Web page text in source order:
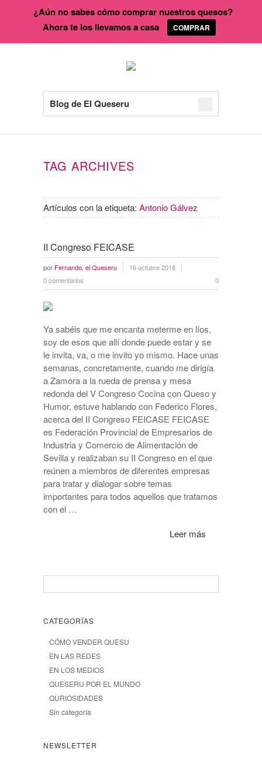
Blog de El Queseru
TAG ARCHIVES
Artículos con la etiqueta: Antonio Gálvez
II Congreso FEICASE
por Fernando, el Queseru
16 octubre 2018
0 comentarios
0
Ya sabéis que me encanta meterme en líos,
soy de esos que allí donde puede estar y se
le invita, va, o me invito yo mismo. Hace unas
semanas, concretamente, cuando me dirigía
a Zamora a la rueda de prensa y mesa
redonda del V Congreso Cocina con Queso y
Humor, estuve hablando con Federico Flores,
acerca del II Congreso FEICASE FEICASE
es Federación Provincial de Empresarios de
Industria y Comercio de Alimentación de
Sevilla y realizaban su II Congreso en el que
reúnen a miembros de diferentes empresas
para tratar y dialogar sobre temas
importantes para todos aquellos que tratamos
con el …
Leer más
CATEGORÍAS
CÓMO VENDER QUESU
EN LAS REDES
EN LOS MEDIOS
QUESERU POR EL MUNDO
QURIOSIDADES
Sin categoría
NEWSLETTER
¿Aún no sabes cómo comprar nuestros quesos?
Ahora te los llevamos a casa
COMPRAR